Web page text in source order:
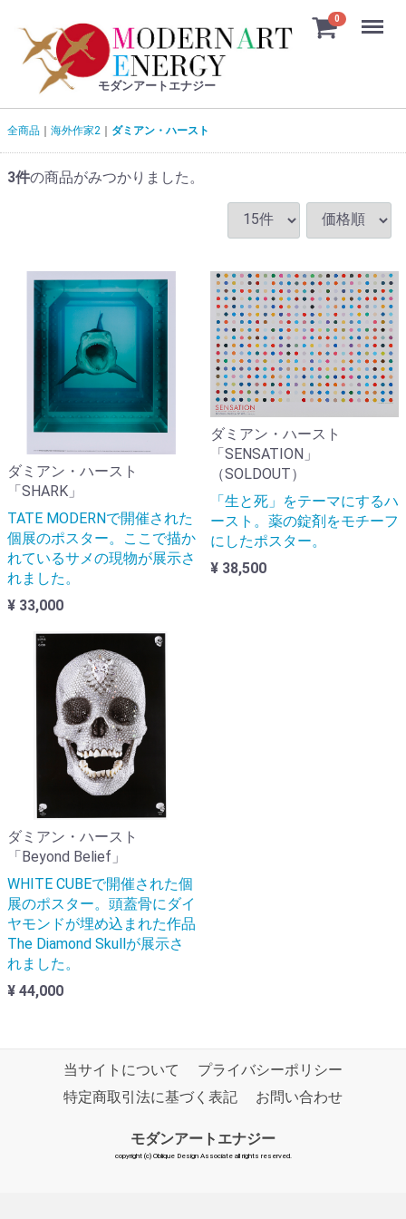
モダンアートエナジー
0 Menu
全商品 海外作家2 ダミアン・ハースト
3件の商品がみつかりました。
ダミアン・ハースト
「SHARK」
TATE MODERNで開催された
個展のポスター。ここで描か
れているサメの現物が展示さ
れました。
¥ 33,000
ダミアン・ハースト
「SENSATION」
（SOLDOUT）
「生と死」をテーマにするハ
ースト。薬の錠剤をモチーフ
にしたポスター。
¥ 38,500
ダミアン・ハースト
「Beyond Belief」
WHITE CUBEで開催された個
展のポスター。頭蓋骨にダイ
ヤモンドが埋め込まれた作品
The Diamond Skullが展示さ
れました。
¥ 44,000
当サイトについて
プライバシーポリシー
特定商取引法に基づく表記
お問い合わせ
モダンアートエナジー
copyright (c) Oblique Design Associate all rights reserved.